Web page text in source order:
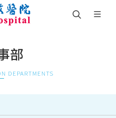
部
DEPARTMENTS